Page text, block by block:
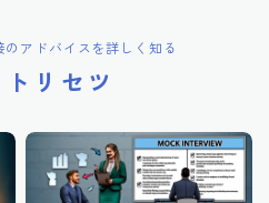
アドバイスを詳しく知る
リセツ